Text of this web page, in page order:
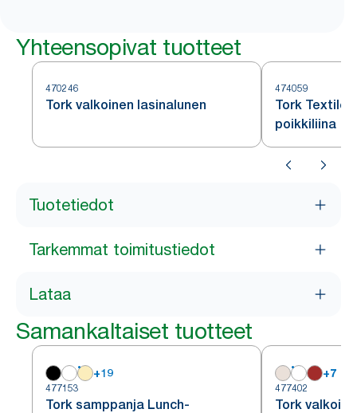
Yhteensopivat tuotteet
470246
Tork valkoinen lasinalunen
474059
Tork Textile
poikkiliina
Tuotetiedot
Tarkemmat toimitustiedot
Lataa
Samankaltaiset tuotteet
+19
477153
Tork samppanja Lunch-
+7
477402
Tork